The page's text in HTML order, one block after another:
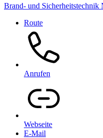
Brand- und Sicherheitstechnik
Route
Anrufen
Webseite
E-Mail